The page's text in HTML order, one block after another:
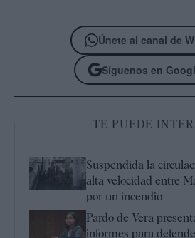
Únete al canal de
Síguenos en
TE PUEDE
Suspendida la
alta velocidad entre
por un incendio
Pardo de Vera
informes para